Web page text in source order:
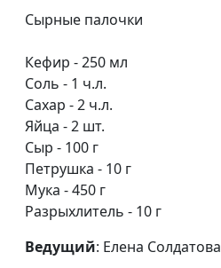
Булочки «Синнабон» и торт
Сырные палочки
Кефир - 250 мл
Соль - 1 ч.л.
Сахар - 2 ч.л.
Яйца - 2 шт.
Сыр - 100 г
Петрушка - 10 г
Мука - 450 г
Разрыхлитель - 10 г
Ведущий: Елена Солдатова